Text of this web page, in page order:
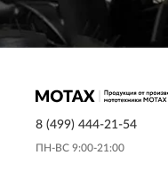
8 (499) 444-21-54
ПН-ВС 9:00-21:00